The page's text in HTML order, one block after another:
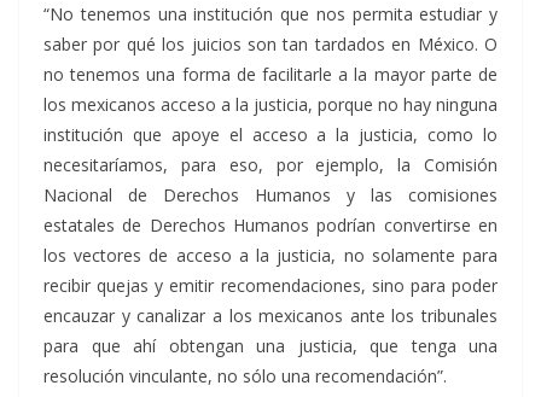
“No tenemos una institución que nos permita estudiar y
saber por qué los juicios son tan tardados en México. O
no tenemos una forma de facilitarle a la mayor parte de
los mexicanos acceso a la justicia, porque no hay ninguna
institución que apoye el acceso a la justicia, como lo
necesitaríamos, para eso, por ejemplo, la Comisión
Nacional de Derechos Humanos y las comisiones
estatales de Derechos Humanos podrían convertirse en
los vectores de acceso a la justicia, no solamente para
recibir quejas y emitir recomendaciones, sino para poder
encauzar y canalizar a los mexicanos ante los tribunales
para que ahí obtengan una justicia, que tenga una
resolución vinculante, no sólo una recomendación”.